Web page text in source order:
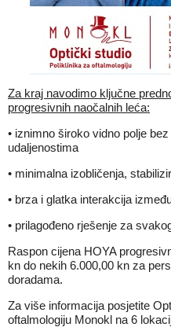
Za kraj navodimo ključne
progresivnih naočalnih leća:
• iznimno široko vidno polje
udaljenostima
• minimalna izobličenja,
• brza i glatka interakcija
• prilagođeno rješenje za
Raspon cijena HOYA
kn do nekih 6.000,00 kn za
doradama.
Za više informacija posjetite
oftalmologiju Monokl na 6